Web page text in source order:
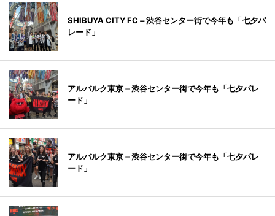
SHIBUYA CITY FC＝渋谷センター街で今年も「七夕パ
レード」
アルバルク東京＝渋谷センター街で今年も「七夕パレ
ード」
アルバルク東京＝渋谷センター街で今年も「七夕パレ
ード」